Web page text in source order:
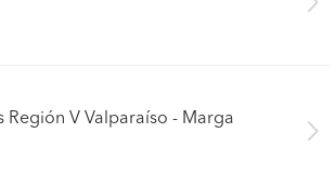
Región V Valparaíso - Marga